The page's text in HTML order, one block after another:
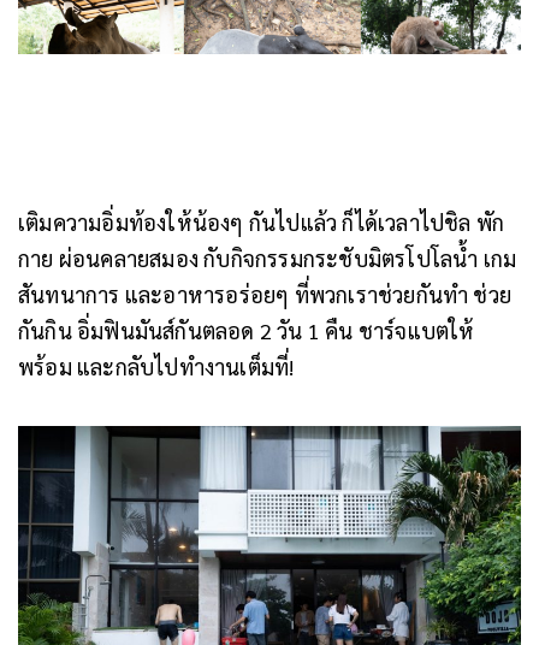
เติมความอิ่มท้องให้น้องๆ กันไปแล้ว ก็ได้เวลาไปชิล พัก
กาย ผ่อนคลายสมอง กับกิจกรรมกระชับมิตรโปโลน้ำ เกม
สันทนาการ และอาหารอร่อยๆ ที่พวกเราช่วยกันทำ ช่วย
กันกิน อิ่มฟินมันส์กันตลอด 2 วัน 1 คืน ชาร์จแบตให้
พร้อม และกลับไปทำงานเต็มที่!